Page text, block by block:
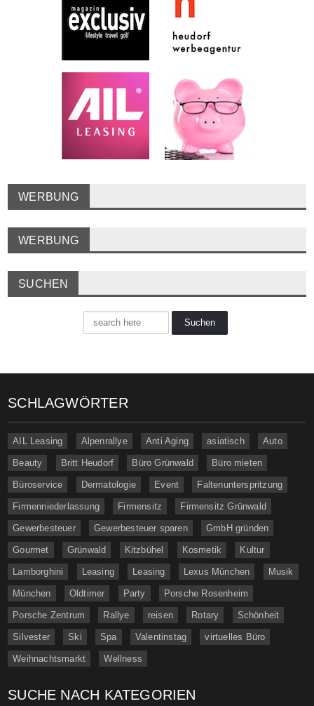
WERBUNG
WERBUNG
SUCHEN
SCHLAGWÖRTER
AIL Leasing Alpenrallye Anti Aging asiatisch Auto
Beauty Britt Heudorf Büro Grünwald Büro mieten
Büroservice Dermatologie Event Faltenunterspritzung
Firmenniederlassung Firmensitz Firmensitz Grünwald
Gewerbesteuer Gewerbesteuer sparen GmbH gründen
Gourmet Grünwald Kitzbühel Kosmetik Kultur
Lamborghini Leasing Leasing Lexus München Musik
München Oldtimer Party Porsche Rosenheim
Porsche Zentrum Rallye reisen Rotary Schönheit
Silvester Ski Spa Valentinstag virtuelles Büro
Weihnachtsmarkt Wellness
SUCHE NACH KATEGORIEN